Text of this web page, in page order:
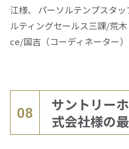
江様、 パーソルテンプスタ
ルティングセールス三課/荒
ce/国吉（コーディネーター）
08
サントリー
式会社様の